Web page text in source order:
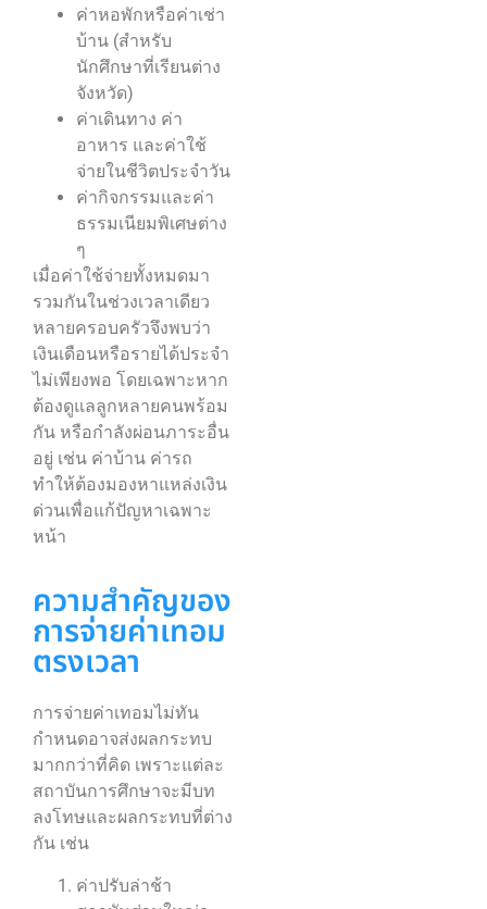
ค่าหอพักหรือค่าเช่า
บ้าน (สำหรับ
นักศึกษาที่เรียนต่าง
จังหวัด)
ค่าเดินทาง ค่า
อาหาร และค่าใช้
จ่ายในชีวิตประจำวัน
ค่ากิจกรรมและค่า
ธรรมเนียมพิเศษต่าง
ๆ
เมื่อค่าใช้จ่ายทั้งหมดมา
รวมกันในช่วงเวลาเดียว
หลายครอบครัวจึงพบว่า
เงินเดือนหรือรายได้ประจำ
ไม่เพียงพอ โดยเฉพาะหาก
ต้องดูแลลูกหลายคนพร้อม
กัน หรือกำลังผ่อนภาระอื่น
อยู่ เช่น ค่าบ้าน ค่ารถ
ทำให้ต้องมองหาแหล่งเงิน
ด่วนเพื่อแก้ปัญหาเฉพาะ
หน้า
ความสำคัญของ
การจ่ายค่าเทอม
ตรงเวลา
การจ่ายค่าเทอมไม่ทัน
กำหนดอาจส่งผลกระทบ
มากกว่าที่คิด เพราะแต่ละ
สถาบันการศึกษาจะมีบท
ลงโทษและผลกระทบที่ต่าง
กัน เช่น
ค่าปรับล่าช้า